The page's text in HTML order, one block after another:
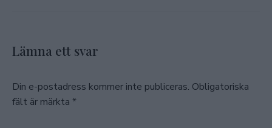
Lämna ett svar
Din e-postadress kommer inte publiceras. Obligatoriska
fält är märkta *